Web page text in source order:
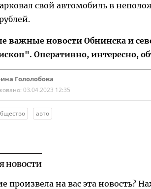
свой автомобиль в
важные новости Обнинска и
Оперативно, интересно,
Гололобова
03.04.2023 12:35
авто
НОВОСТИ
произвела на вас эта новость?